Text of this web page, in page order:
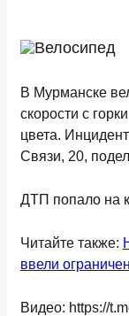
В Мурманске
скорости с
цвета.
Связи, 20,
ДТП попало на
Читайте также:
ввели
Видео: https://